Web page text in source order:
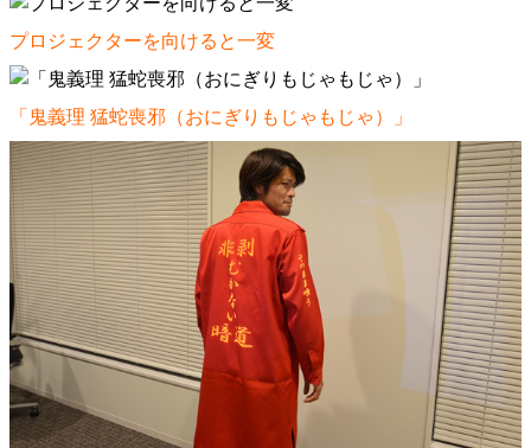
プロジェクターを向けると一変
「鬼義理 猛蛇喪邪（おにぎりもじゃもじゃ）」